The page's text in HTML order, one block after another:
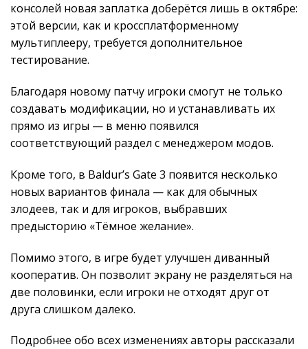
консолей новая заплатка доберётся лишь в октябре:
этой версии, как и кроссплатформенному
мультиплееру, требуется дополнительное
тестирование.
Благодаря новому патчу игроки смогут не только
создавать модификации, но и устанавливать их
прямо из игры — в меню появился
соответствующий раздел с менеджером модов.
Кроме того, в Baldur’s Gate 3 появится несколько
новых вариантов финала — как для обычных
злодеев, так и для игроков, выбравших
предысторию «Тёмное желание».
Помимо этого, в игре будет улучшен диванный
кооператив. Он позволит экрану не разделяться на
две половинки, если игроки не отходят друг от
друга слишком далеко.
Подробнее обо всех изменениях авторы рассказали